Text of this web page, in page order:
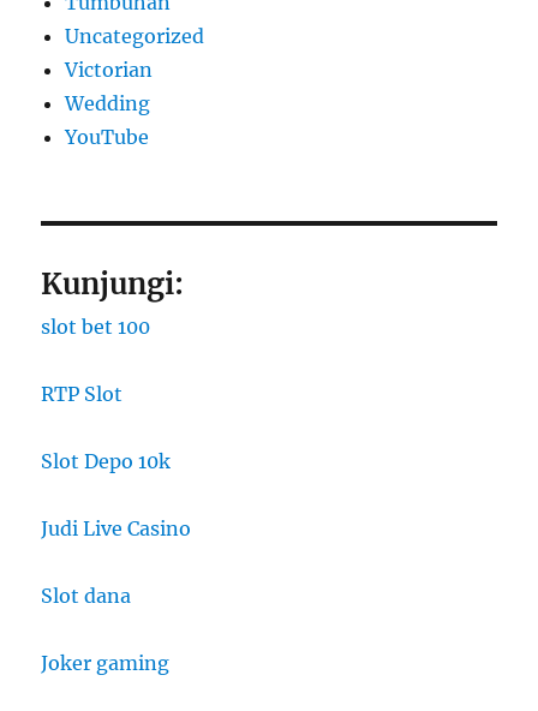
Uncategorized
Victorian
Wedding
YouTube
Kunjungi:
slot bet 100
RTP Slot
Slot Depo 10k
Judi Live Casino
Slot dana
Joker gaming